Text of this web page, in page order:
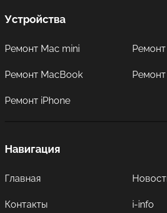
Устройства
Ремонт Mac mini
Ремонт MacBook Ремонт
Ремонт iPhone
Навигация
Главная
Контакты i-info